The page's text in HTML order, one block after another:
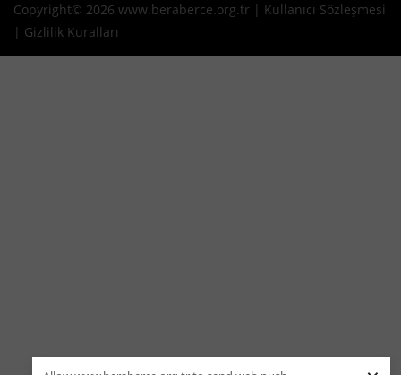
Copyright© 2026 www.beraberce.org.tr | Kullanıcı Sözleşmesi
| Gizlilik Kuralları